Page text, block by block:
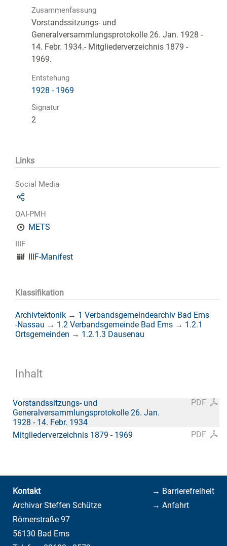
Zusammenfassung
Vorstandssitzungs- und
Generalversammlungsprotokolle 26. Jan. 1928 -
14. Febr. 1934.- Mitgliederverzeichnis 1879 -
1969.
Entstehung
1928 - 1969
Signatur
2
Links
Social Media
OAI-PMH
METS
IIIF
IIIF-Manifest
Klassifikation
Archivtektonik → 1 Verbandsgemeindearchiv Bad Ems
-Nassau → 1.2 Verbandsgemeinde Bad Ems → 1.2.1
Ortsgemeinden → 1.2.1.3 Dausenau
Inhalt
PDF
Vorstandssitzungs- und
Generalversammlungsprotokolle 26. Jan.
1928 - 14. Febr. 1934
PDF
Mitgliederverzeichnis 1879 - 1969
→ Barrierefreiheit
→ Anfahrt
Kontakt
Archivar Steffen Schütze
Römerstraße 97
56130 Bad Ems